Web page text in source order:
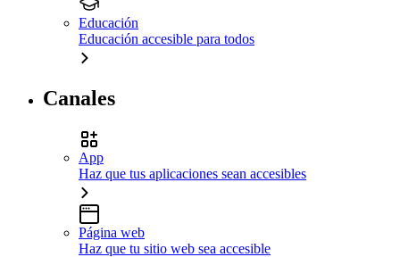
Educación
Educación accesible para todos
Canales
App
Haz que tus aplicaciones sean accesibles
Página web
Haz que tu sitio web sea accesible